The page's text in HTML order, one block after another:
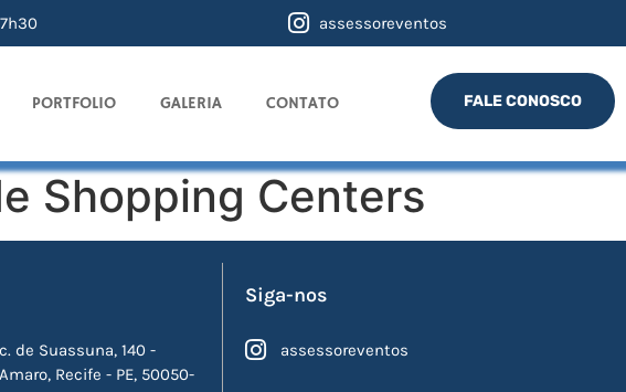
assessoreventos
PORTFOLIO GALERIA CONTATO FALE CONOSCO
Shopping Centers
de Suassuna, 140 -
Recife - PE, 50050-
Siga-nos
assessoreventos